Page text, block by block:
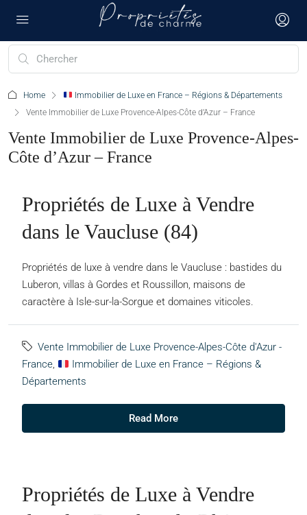
Home
Immobilier de Luxe en France – Régions & Départements
Vente Immobilier de Luxe Provence-Alpes-Côte d’Azur – France
Vente Immobilier de Luxe Provence-Alpes-
Côte d’Azur – France
Propriétés de Luxe à Vendre
dans le Vaucluse (84)
Propriétés de luxe à vendre dans le Vaucluse : bastides du
Luberon, villas à Gordes et Roussillon, maisons de
caractère à Isle-sur-la-Sorgue et domaines viticoles.
Vente Immobilier de Luxe Provence-Alpes-Côte d'Azur -
France,
Immobilier de Luxe en France – Régions &
Départements
Read More
Propriétés de Luxe à Vendre